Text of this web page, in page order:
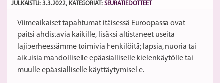
JULKAISTU: 3.3.2022, KATEGORIAT: SEURATIEDOTTEET
Viimeaikaiset tapahtumat itäisessä Euroopassa ovat
paitsi ahdistavia kaikille, lisäksi altistaneet useita
lajiperheessämme toimivia henkilöitä; lapsia, nuoria tai
aikuisia mahdolliselle epäasialliselle kielenkäytölle tai
muulle epäasialliselle käyttäytymiselle.